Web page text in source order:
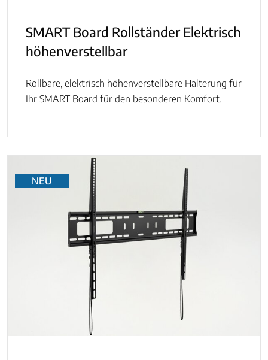
SMART Board Rollständer Elektrisch
höhenverstellbar
Rollbare, elektrisch höhenverstellbare Halterung für
Ihr SMART Board für den besonderen Komfort.
NEU